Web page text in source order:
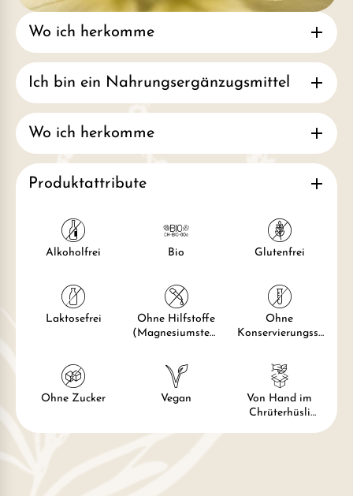
Wo ich herkomme
Ich bin ein Nahrungsergänzugsmittel
Wo ich herkomme
Produktattribute
Alkoholfrei Bio Glutenfrei
Laktosefrei
Ohne Hilfstoffe
(Magnesiumstear
Ohne
Konservierungsst
Ohne Zucker Vegan
Von Hand im
Chrüterhüsli